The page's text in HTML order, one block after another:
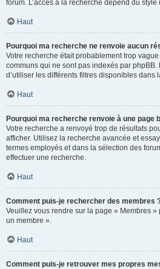
forum. L’accès à la recherche dépend du style
Haut
Pourquoi ma recherche ne renvoie aucun
Votre recherche était probablement trop
communs qui ne sont pas indexés par phpBB.
d’utiliser les différents filtres disponibles dans
Haut
Pourquoi ma recherche renvoie à une page
Votre recherche a renvoyé trop de résultats
afficher. Utilisez la recherche avancée et
termes employés et dans la sélection des
effectuer une recherche.
Haut
Comment puis-je rechercher des membres
Veuillez vous rendre sur la page « Membres
un membre ».
Haut
Comment puis-je retrouver mes propres